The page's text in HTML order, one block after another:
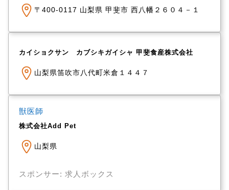
〒400-0117 山梨県 甲斐市 西八幡２６０４－１
カイショクサン カブシキガイシャ 甲斐食産株式会社
山梨県笛吹市八代町米倉１４４７
獣医師
株式会社Add Pet
山梨県
スポンサー: 求人ボックス